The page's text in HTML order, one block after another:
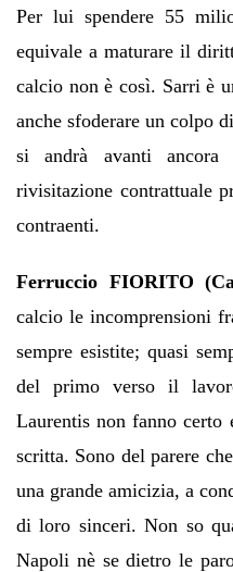
Per lui spendere 55
equivale a maturare il
calcio non è così. Sarri è
anche sfoderare un colpo
si andrà avanti
rivisitazione contrattuale
contraenti.
Ferruccio FIORITO
calcio le incomprensioni
sempre esistite; quasi
del primo verso il
Laurentis non fanno certo
scritta. Sono del parere
una grande amicizia, a
di loro sinceri. Non so
Napoli nè se dietro le